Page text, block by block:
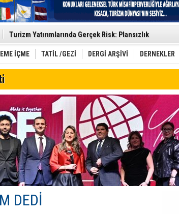
Etkinlik sektörünün Çatı Kuruluşlardan İstanbul Zirvesi
Turizm Yatırımlarında Gerçek Risk: Plansızlık
Çelebi–THY İş Birliğiyle Kenya’da Güçleniyor
Global Yatırım Holding,%38 Artış: Net Kâr 46,5 Milyon
Yabancı Dijital Platformlara Ayrıcalık Yasası
Tatilsepeti’nden Villa Tatili Modeli
Jolly ile Mezopotamya’ya Yolculuk!
LÖSEV Yaz Okulu’nda Şifa ve Neşe
Turizm geliri ilk 6 ayda 25,7 milyar dolar oldu
Canovate’den Yeni Nesil Veri Merkezleri
Türk MICE Sektörüne Yeni Fırsatlar
TAV Havalimanları’ndan Yılın İlk Yarısında Rekor
SunExpress’ten Tatil Hamlesi
NG Grup, Domaniç’in Potansiyelini Vurguladı
İÇME TATİL /GEZİ DERGİ ARŞİVİ DERNEKLER
DEDİ